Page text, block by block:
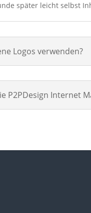
später leicht selbst
Logos verwenden?
P2PDesign Internet